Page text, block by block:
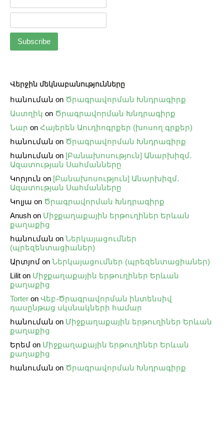
Վերջին մեկնաբանությունները
հանուման on Ծրագրավորման Խնդրագիրք
Աստղիկ on Ծրագրավորման Խնդրագիրք
Նար on Հայերեն Աուդիոգրքեր (խոսող գրքեր)
հանուման on Ծրագրավորման Խնդրագիրք
հանուման on [Բանախոսություն] Անարխիզմ․
Ազատության Սահմանները
Կորյուն on [Բանախոսություն] Անարխիզմ․
Ազատության Սահմանները
Կոլյա on Ծրագրավորման Խնդրագիրք
Anush on Միջքաղաքային երթուղիներ Երևան
քաղաքից
հանուման on Ներկայացումներ
(պրեզենտացիաներ)
Արտյոմ on Ներկայացումներ (պրեզենտացիաներ)
Lilit on Միջքաղաքային երթուղիներ Երևան
քաղաքից
Torter on Վեբ֊Ծրագրավորման ինտենսիվ
դասընթաց սկսնակների համար
հանուման on Միջքաղաքային երթուղիներ Երևան
քաղաքից
Երեմ on Միջքաղաքային երթուղիներ Երևան
քաղաքից
հանուման on Ծրագրավորման Խնդրագիրք